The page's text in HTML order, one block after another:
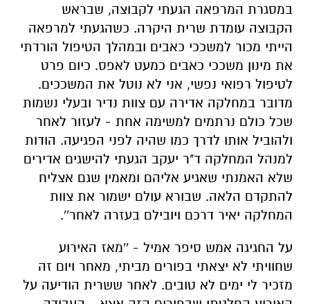
במסגרת המרפאה הגעתי לקבוצה, שבראש
הקבוצה עומדת שרית היקרה. כשהגעתי למרפאה
הייתי מכור למשככי כאבים ובמהלך הטיפול הורדתי
את מינון משככי כאבים כמעט לאפס. כיום פרט
לטיפול רפואי נפשי, אני לא נוטל את המשככים.
מדובר במחלקה אדירה עם צוות נדיר ובעלי נשמות
שכל כולם נרתמים למשימה אחת - לעזור לאחר
ולהוביל אותו לדרך כמו שהיה לפני הפגיעה. הודות
למנהל המחלקה ד"ר יעקב הגעתי להישגים אדירים
שלא האמנתי שאגיע אליהם ומאמין שגם אצליח
להתקדם הלאה. שבורא עולם ישמור את צוות
המחלקה יאיר דרכם ויובילם בעזרה לאחר''.
על החגיגה אמש סיפר אמיל - ''מאז האירוע
שחוויתי לא יצאתי בפורים מביתי, מאחר ויום זה
מזכיר לי ימים לא טובים. לאחר ששרית הודיעה על